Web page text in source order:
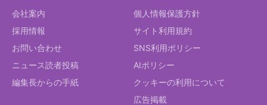
会社案内
採用情報
お問い合わせ
ニュース読者投稿
編集長からの手紙
個人情報保護方針
サイト利用規約
SNS利用ポリシー
AIポリシー
クッキーの利用について
広告掲載